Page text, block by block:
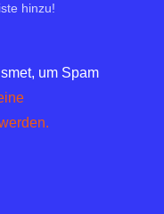
hinzu!
um Spam